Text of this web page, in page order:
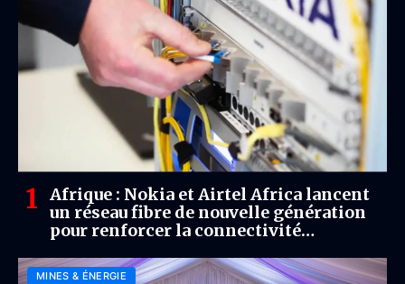
Afrique : Nokia et Airtel Africa lancent
un réseau fibre de nouvelle génération
pour renforcer la connectivité
MINES & ÉNERGIE